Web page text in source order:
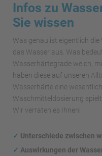
Infos zu
Sie wissen
Was genau ist eigentlich
das Wasser aus. Was
Wasserhärtegrade weich,
haben diese auf unseren
Wasserhärte eine
Waschmitteldosierung
Wir verraten es Ihnen!
✓ Unterschiede zwischen
✓ Auswirkungen der